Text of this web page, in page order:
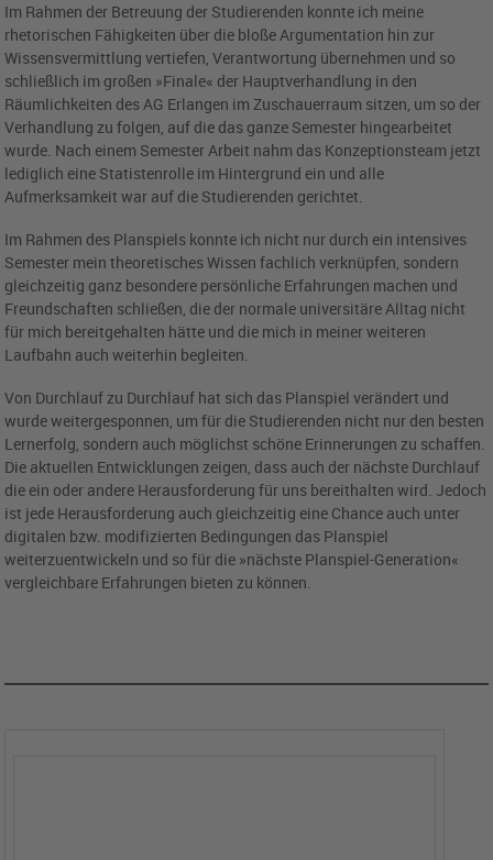
Im Rahmen der Betreuung der Studierenden konnte ich meine
rhetorischen Fähigkeiten über die bloße Argumentation hin zur
Wissensvermittlung vertiefen, Verantwortung übernehmen und so
schließlich im großen »Finale« der Hauptverhandlung in den
Räumlichkeiten des AG Erlangen im Zuschauerraum sitzen, um so der
Verhandlung zu folgen, auf die das ganze Semester hingearbeitet
wurde. Nach einem Semester Arbeit nahm das Konzeptionsteam jetzt
lediglich eine Statistenrolle im Hintergrund ein und alle
Aufmerksamkeit war auf die Studierenden gerichtet.
Im Rahmen des Planspiels konnte ich nicht nur durch ein intensives
Semester mein theoretisches Wissen fachlich verknüpfen, sondern
gleichzeitig ganz besondere persönliche Erfahrungen machen und
Freundschaften schließen, die der normale universitäre Alltag nicht
für mich bereitgehalten hätte und die mich in meiner weiteren
Laufbahn auch weiterhin begleiten.
Von Durchlauf zu Durchlauf hat sich das Planspiel verändert und
wurde weitergesponnen, um für die Studierenden nicht nur den besten
Lernerfolg, sondern auch möglichst schöne Erinnerungen zu schaffen.
Die aktuellen Entwicklungen zeigen, dass auch der nächste Durchlauf
die ein oder andere Herausforderung für uns bereithalten wird. Jedoch
ist jede Herausforderung auch gleichzeitig eine Chance auch unter
digitalen bzw. modifizierten Bedingungen das Planspiel
weiterzuentwickeln und so für die »nächste Planspiel-Generation«
vergleichbare Erfahrungen bieten zu können.